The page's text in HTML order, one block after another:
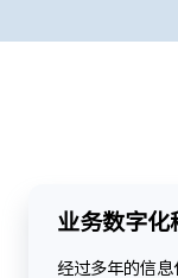
业务数字化
经过多年的信